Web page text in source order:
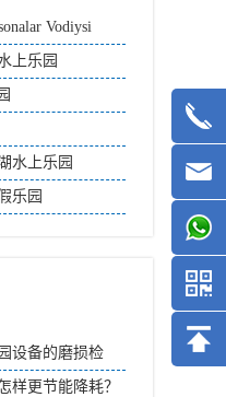
Vodiysi
上乐园
水上乐园
乐园
设备的磨损检
样更节能降耗？